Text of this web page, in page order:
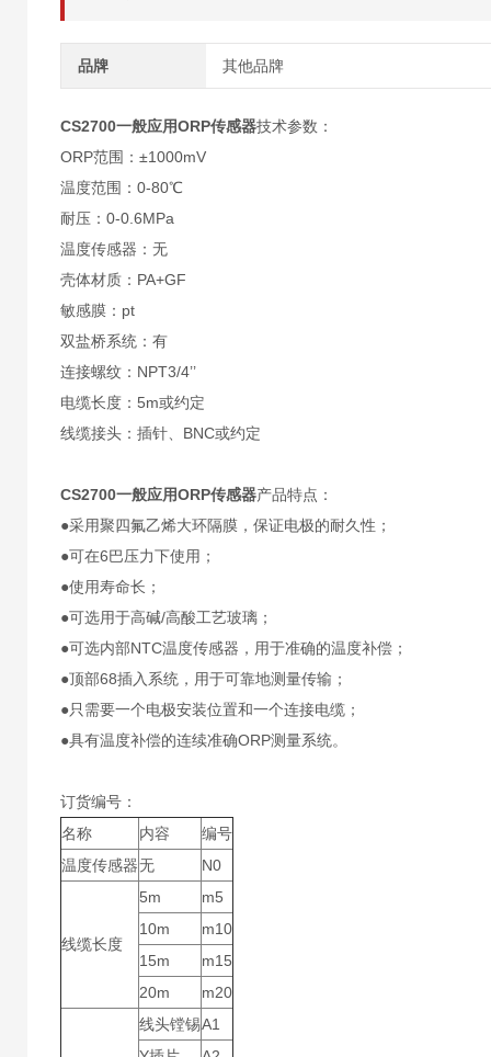
品牌 其他品牌
CS2700一般应用ORP传感器技术参数：
ORP范围：±1000mV
温度范围：0-80℃
耐压：0-0.6MPa
温度传感器：无
壳体材质：PA+GF
敏感膜：pt
双盐桥系统：有
连接螺纹：NPT3/4’’
电缆长度：5m或约定
线缆接头：插针、BNC或约定
CS2700一般应用ORP传感器产品特点：
●采用聚四氟乙烯大环隔膜，保证电极的耐久性；
●可在6巴压力下使用；
●使用寿命长；
●可选用于高碱/高酸工艺玻璃；
●可选内部NTC温度传感器，用于准确的温度补偿；
●顶部68插入系统，用于可靠地测量传输；
●只需要一个电极安装位置和一个连接电缆；
●具有温度补偿的连续准确ORP测量系统。
订货编号：
名称
内容
编号
温度传感器无 N0
线缆长度
5m
m5
10m
m10
15m
m15
20m
m20
线头镗锡A1